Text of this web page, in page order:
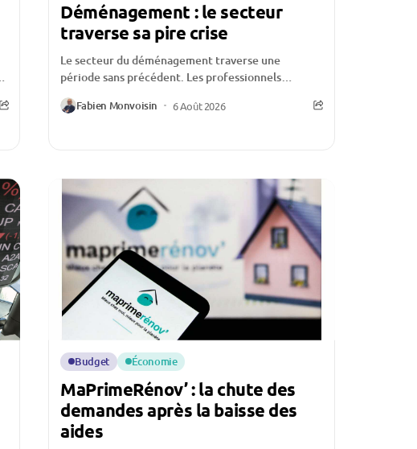
Déménagement : le secteur
traverse sa pire crise
Le secteur du déménagement traverse une
période sans précédent. Les professionnels
évoquent une activité historiquement faible,
certains allant jusqu’à affirmer qu’ils n’ont «...
Fabien Monvoisin 6 Août 2026
Budget Économie
MaPrimeRénov’ : la chute des
demandes après la baisse des
aides